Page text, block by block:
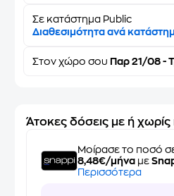
Σε κατάστημα Public
Διαθεσιμότητα ανά
Στονχώρο σου Παρ 21/08 -
Άτοκες δόσεις με ή χωρίς
Μοίρασε το ποσό
8,48€/μήνα με
Περισσότερα